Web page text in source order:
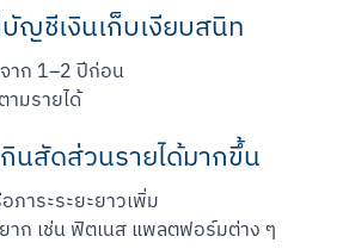
าวน์โหลด
ญชีเงินเก็บเงียบสนิท
าก 1–2 ปีก่อน
ามรายได้
นสัดส่วนรายได้มากขึ้น
าระระยะยาวเพิ่ม
าก เช่น ฟิตเนส แพลตฟอร์มต่าง ๆ